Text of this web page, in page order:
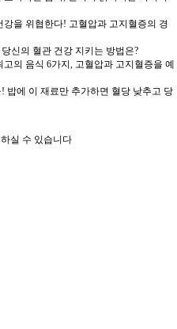
강을 위협한다! 고혈압과 고지혈증의 경
신의 혈관 건강 지키는 방법은?
의 음식 6가지, 고혈압과 고지혈증을 예
밥에 이 재료만 추가하면 혈당 낮추고 당
실 수 있습니다